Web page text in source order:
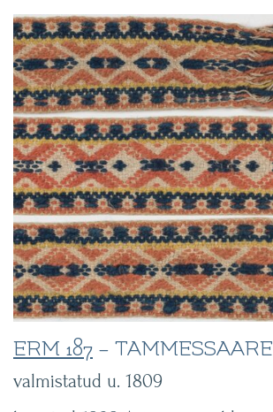
ERM 187 – TAMMESSAARE
valmistatud u. 1809